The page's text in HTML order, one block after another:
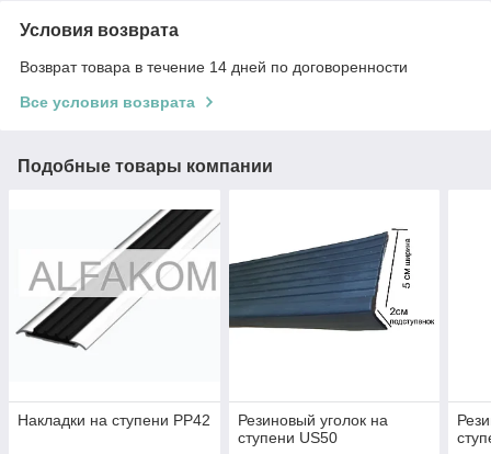
Условия возврата
Возврат товара в течение 14 дней по договоренности
Все условия возврата
Подобные товары компании
Накладки на ступени PP42
Резиновый уголок на
ступени US50